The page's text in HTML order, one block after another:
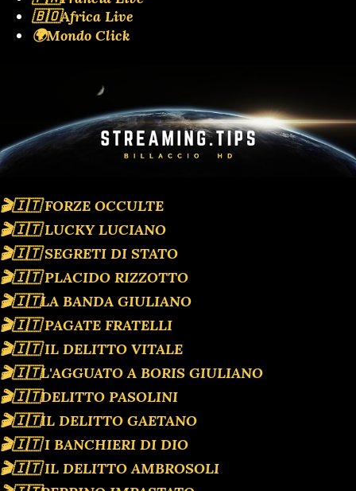
🇧🇴Africa Live
🌍Mondo Click
🎬🇮🇹 FORZE OCCULTE
🎬🇮🇹 LUCKY LUCIANO
🎬🇮🇹 SEGRETI DI STATO
🎬🇮🇹 PLACIDO RIZZOTTO
🎬🇮🇹LA BANDA GIULIANO
🎬🇮🇹 PAGATE FRATELLI
🎬🇮🇹 IL DELITTO VITALE
🎬🇮🇹L'AGGUATO A BORIS GIULIANO
🎬🇮🇹DELITTO PASOLINI
🎬🇮🇹IL DELITTO GAETANO
🎬🇮🇹 I BANCHIERI DI DIO
🎬🇮🇹 IL DELITTO AMBROSOLI